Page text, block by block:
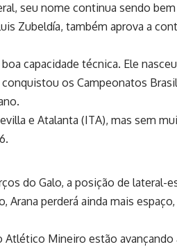
seu nome continua sendo
Zubeldía, também aprova a
capacidade técnica. Ele
os Campeonatos
e Atalanta (ITA), mas sem
do Galo, a posição de lateral-
perderá ainda mais
Mineiro estão avançando